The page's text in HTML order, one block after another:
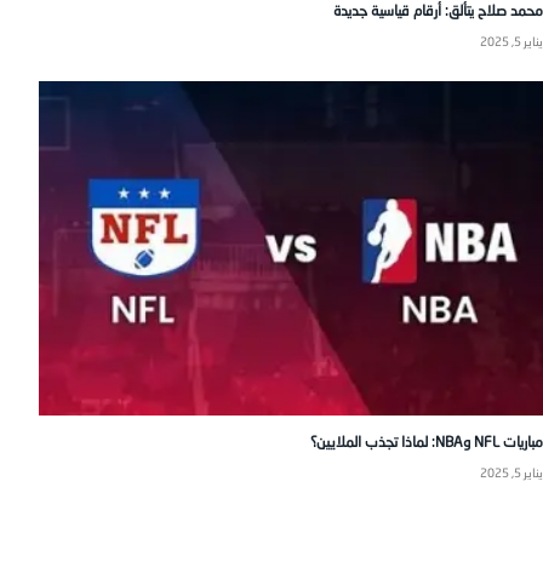
محمد صلاح يتألق: أرقام قياسية جديدة
يناير 5, 2025
مباريات NFL وNBA: لماذا تجذب الملايين؟
يناير 5, 2025